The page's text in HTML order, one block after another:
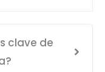
clave de